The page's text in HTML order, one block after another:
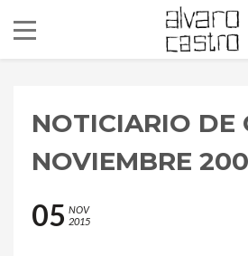
NOTICIARIO DE
NOVIEMBRE
05 NOV
2015